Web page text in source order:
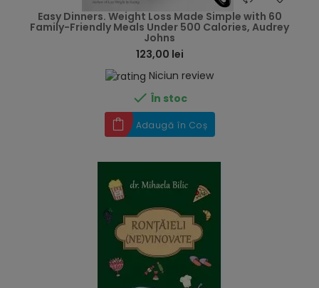
Easy Dinners. Weight Loss Made Simple with 60
Family-Friendly Meals Under 500 Calories, Audrey
Johns
123,00 lei
Niciun review
 În stoc
Adaugă în Coș